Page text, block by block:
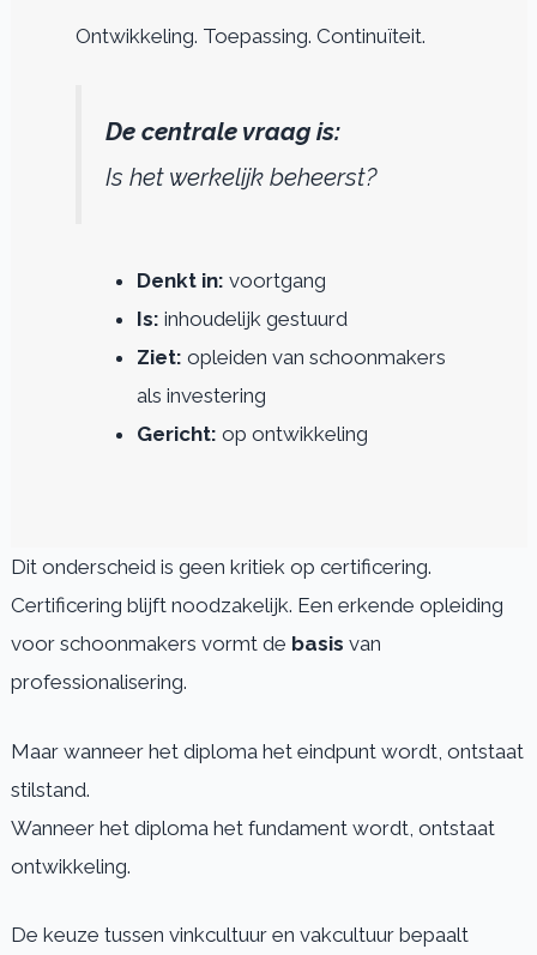
Ontwikkeling. Toepassing. Continuïteit.
De centrale vraag is:
Is het werkelijk beheerst?
Denkt in: voortgang
Is: inhoudelijk gestuurd
Ziet: opleiden van schoonmakers
als investering
Gericht: op ontwikkeling
Dit onderscheid is geen kritiek op certificering.
Certificering blijft noodzakelijk. Een erkende opleiding
voor schoonmakers vormt de basis van
professionalisering.
Maar wanneer het diploma het eindpunt wordt, ontstaat
stilstand.
Wanneer het diploma het fundament wordt, ontstaat
ontwikkeling.
De keuze tussen vinkcultuur en vakcultuur bepaalt